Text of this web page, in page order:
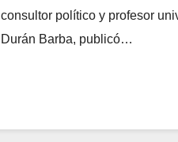
consultor político y profesor
Durán Barba, publicó…